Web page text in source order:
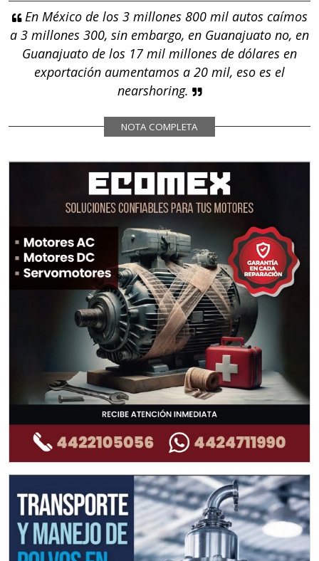
En México de los 3 millones 800 mil autos caímos
a 3 millones 300, sin embargo, en Guanajuato no, en
Guanajuato de los 17 mil millones de dólares en
exportación aumentamos a 20 mil, eso es el
nearshoring.
NOTA COMPLETA